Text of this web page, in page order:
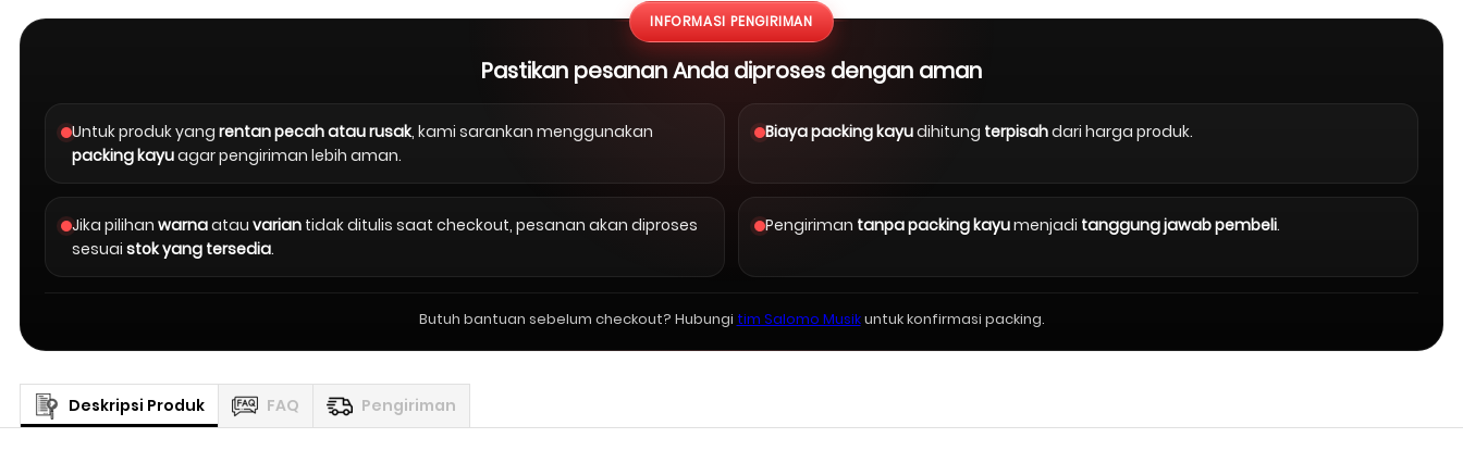
INFORMASI PENGIRIMAN
Pastikan pesanan Anda diproses dengan aman
Untuk produk yang rentan pecah atau rusak, kami sarankan menggunakan
packing kayuagar pengiriman lebih aman.
Biaya packing kayudihitung terpisahdari harga produk.
Jika pilihan warnaatau varian tidak ditulis saat checkout, pesanan akan diproses
sesuai stok yang tersedia.
Pengiriman tanpa packing kayumenjadi tanggung jawab pembeli.
Butuh bantuan sebelum checkout? Hubungi tim Salomo Musikuntuk konfirmasi packing.
Deskripsi Produk FAQ Pengiriman